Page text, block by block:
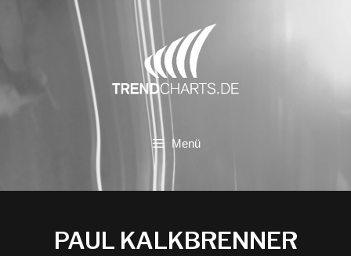
Menü
PAUL KALKBRENNER